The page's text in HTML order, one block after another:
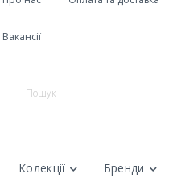
Вакансії
Колекції Бренди